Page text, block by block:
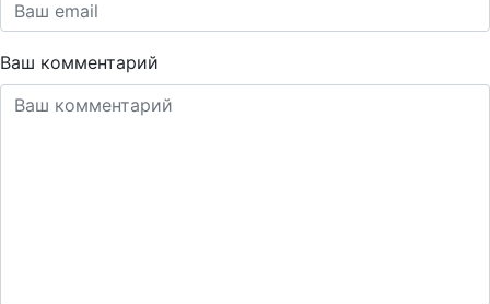
Ваш комментарий